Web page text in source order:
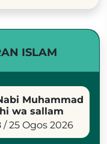
ISLAM
Muhammad
wa sallam
/ 25 Ogos 2026